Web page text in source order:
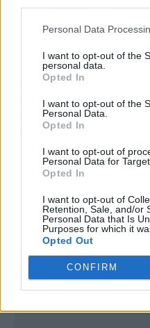
Personal Data
I want to opt-out of the
personal data.
Opted In
I want to opt-out of the
Personal Data.
Opted In
I want to opt-out of
Personal Data for
Opted In
I want to opt-out of
Retention, Sale, and/or
Personal Data that Is
Purposes for which it
Opted Out
CONFIRM
Contar con un
adaptado a las
el 24 horas, es una
conductor. Los
no son ningún tipo
Serinco Motors,
que
mejora es capaz de
todo tipo de
carretera.